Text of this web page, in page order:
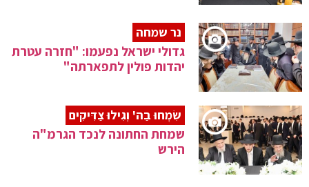
נר שמחה
גדולי ישראל נפעמו: "חזרה עטרת
יהדות פולין לתפארתה"
שִׂמְחוּ בַה' וְגִילוּ צַדִּיקִים
שמחת החתונה לנכד הגרמ"ה
הירש